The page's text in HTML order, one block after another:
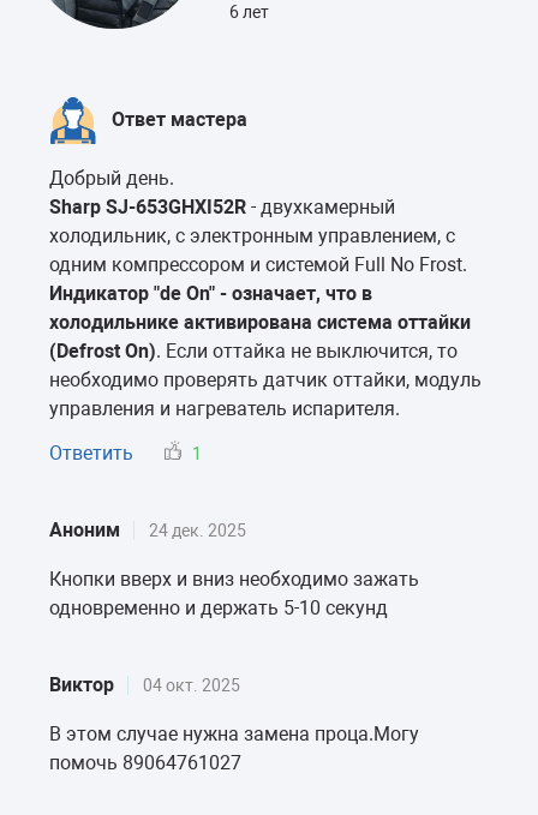
6 лет
Ответ мастера
Добрый день.
Sharp SJ-653GHXI52R - двухкамерный
холодильник, с электронным управлением, с
одним компрессором и системой Full No Frost.
Индикатор "de On" - означает, что в
холодильнике активирована система оттайки
(Defrost On). Если оттайка не выключится, то
необходимо проверять датчик оттайки, модуль
управления и нагреватель испарителя.
Ответить
1
Аноним 24 дек. 2025
Кнопки вверх и вниз необходимо зажать
одновременно и держать 5-10 секунд
Виктор 04 окт. 2025
В этом случае нужна замена проца.Могу
помочь 89064761027